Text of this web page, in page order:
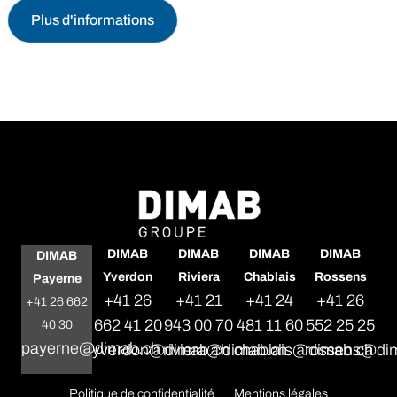
Plus d'informations
DIMAB
Payerne
+41 26 662
40 30
payerne@dimab.ch
DIMAB
Yverdon
+41 26
662 41 20
yverdon@dimab.ch
DIMAB
Riviera
+41 21
943 00 70
riviera@dimab.ch
DIMAB
Chablais
+41 24
481 11 60
chablais@dimab.ch
DIMAB
Rossens
+41 26
552 25 25
Politique de confidentialité Mentions légales